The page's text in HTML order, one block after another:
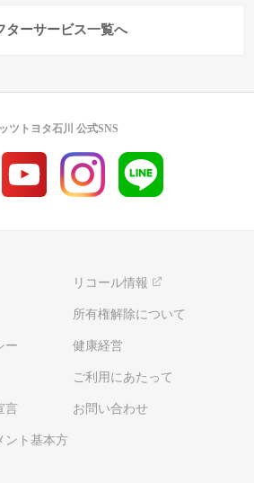
ターサービス一覧へ
リコール情報
所有権解除について
ー 健康経営
ご利用にあたって
言 お問い合わせ
ント基本方
ツトヨタ石川 公式SNS